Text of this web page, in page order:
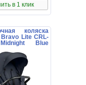
в 1 клик
коляска
Lite CRL-
Blue